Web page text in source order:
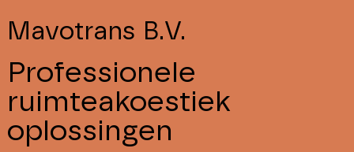
Mavotrans B.V.
Professionele
ruimteakoestiek
oplossingen